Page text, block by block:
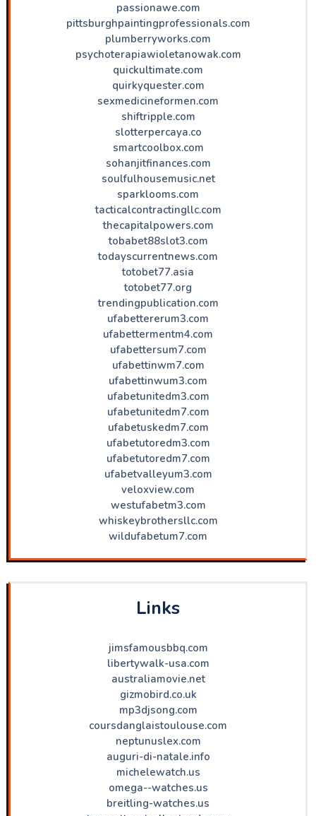
passionawe.com
pittsburghpaintingprofessionals.com
plumberryworks.com
psychoterapiawioletanowak.com
quickultimate.com
quirkyquester.com
sexmedicineformen.com
shiftripple.com
slotterpercaya.co
smartcoolbox.com
sohanjitfinances.com
soulfulhousemusic.net
sparklooms.com
tacticalcontractingllc.com
thecapitalpowers.com
tobabet88slot3.com
todayscurrentnews.com
totobet77.asia
totobet77.org
trendingpublication.com
ufabettererum3.com
ufabettermentm4.com
ufabettersum7.com
ufabettinwm7.com
ufabettinwum3.com
ufabetunitedm3.com
ufabetunitedm7.com
ufabetuskedm7.com
ufabetutoredm3.com
ufabetutoredm7.com
ufabetvalleyum3.com
veloxview.com
westufabetm3.com
whiskeybrothersllc.com
wildufabetum7.com
Links
jimsfamousbbq.com
libertywalk-usa.com
australiamovie.net
gizmobird.co.uk
mp3djsong.com
coursdanglaistoulouse.com
neptunuslex.com
auguri-di-natale.info
michelewatch.us
omega--watches.us
breitling-watches.us